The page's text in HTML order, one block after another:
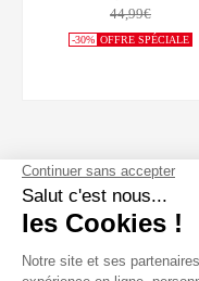
44,99€
-30% OFFRE SPÉCIALE